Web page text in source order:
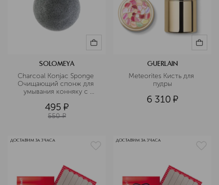
SOLOMEYA
Charcoal Konjac Sponge
Очищающий спонж для
умывания конняку с
495 ¤
550 ¤
GUERLAIN
Meteorites Кисть для
пудры
6 310 ¤
ДОСТАВИМ ЗА 3 ЧАСА ДОСТАВИМ ЗА 3 ЧАСА